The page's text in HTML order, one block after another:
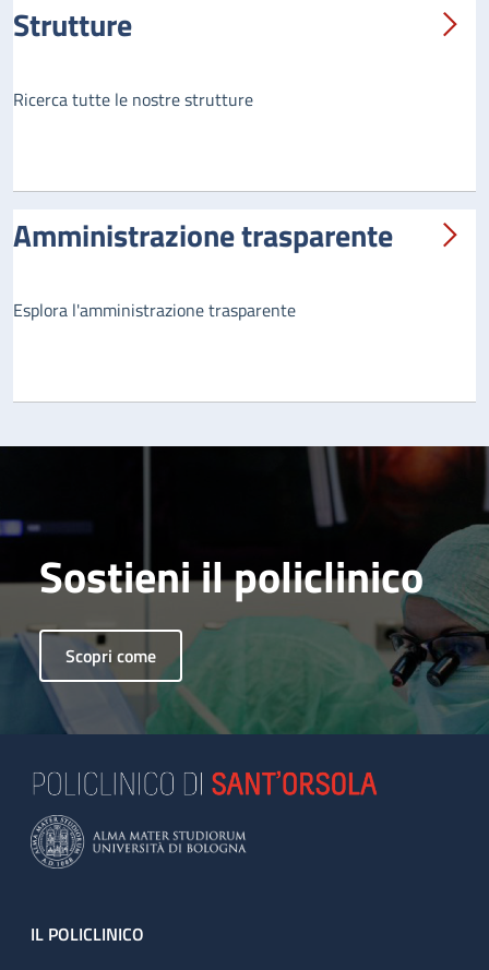
Strutture
Ricerca tutte le nostre strutture
Amministrazione trasparente
Esplora l'amministrazione trasparente
Sostieni il policlinico
Scopri come
Footer
IL POLICLINICO